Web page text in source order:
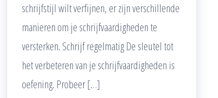
schrijfstijl wilt verfijnen, er zijn verschillende
manieren om je schrijfvaardigheden te
versterken. Schrijf regelmatig De sleutel tot
het verbeteren van je schrijfvaardigheden is
oefening. Probeer […]